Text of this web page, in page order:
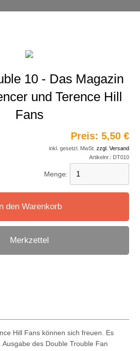
10 - Das Magazin
und Terence Hill
Fans
Preis: 5,50 €
inkl. gesetzl. MwSt. zzgl. Versand
Artikelnr.: DT010
Menge:
den Warenkorb
Merkzettel
Hill Fans können sich freuen. Es
des Double Trouble Fan